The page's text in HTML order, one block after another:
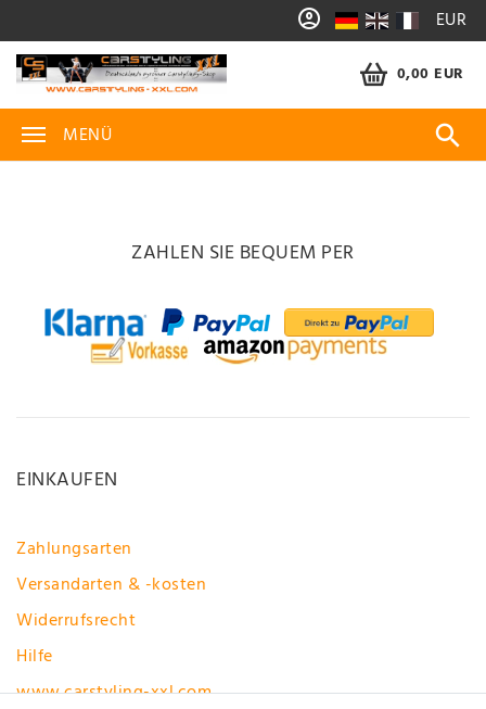
EUR
0,00 EUR
MENÜ
ZAHLEN SIE BEQUEM PER
EINKAUFEN
Zahlungsarten
Versandarten & -kosten
Widerrufsrecht
Hilfe
www.carstyling-xxl.com